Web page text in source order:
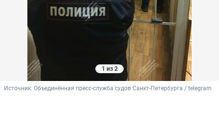
1 из 2
Источник: Объединённая пресс-служба судов Санкт-Петербурга / telegram